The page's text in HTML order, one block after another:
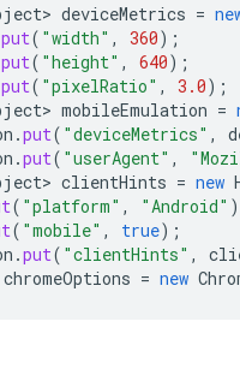
> deviceMetrics =
put( "width" , 360);
put( "height" , 640);
put( "pixelRatio" , 3.0);
> mobileEmulation =
.put( "deviceMetrics" ,
.put( "userAgent" ,
> clientHints = new
( "platform" , "Android"
( "mobile" , true);
.put( "clientHints" ,
chromeOptions = new